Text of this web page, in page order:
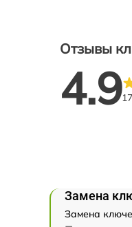
Отзывы
4.9
Замена
Замена